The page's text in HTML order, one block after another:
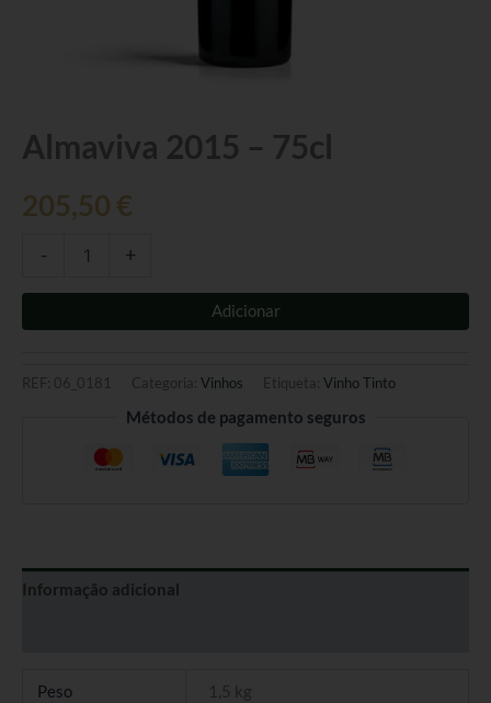
Almaviva 2015 – 75cl
205,50 €
-
Quantidade
de
2015
+
Adicionar
REF: 06_0181 Categoria: Vinhos Etiqueta: Vinho Tinto
Métodos de pagamento seguros
Informação adicional
Peso 1,5 kg